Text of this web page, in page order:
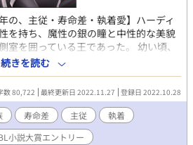
の、主従・寿命差・執着愛】ハーディ
を持ち、魔性の銀の瞳と中性的な美貌
室を囲っている王であった。 幼い頃、
の危機にさらされた時、救ってくれた
の蝋燭立て”という名の黒髪の男に十
の十分の一の速さでゆっくりと心臓が鼓
する千年族。感情表現はほとんどな
思議な雰囲気を纏っている。 彼から
、幼いナギリは次第に彼に惹かれてい
なった時に傍にいてくれと頼む。 しか
続きを読む
数 80,722 最終更新日 2022.11.27 登録日 2022.10.28
寿命差 主従
執着
小説大賞エントリー